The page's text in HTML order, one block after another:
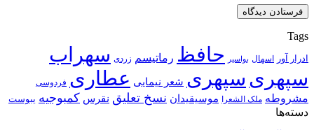
Tags
ادرار آور اسهال بواسیر حافظ رماتیسم زردی سهراب
سپهری سپهری شعر نیمایی عطاری فردوسی
مشروطه ملک الشعرا موسیقیدان نسخ تعلیق نقرس کمبوجیه یبوست
دسته‌ها